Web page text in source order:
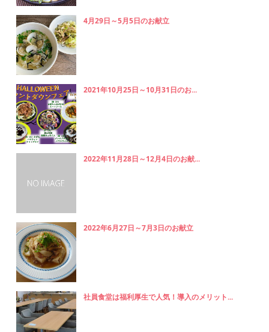
4月29日～5月5日のお献立
2021年10月25日～10月31日のお...
2022年11月28日～12月4日のお献...
2022年6月27日～7月3日のお献立
社員食堂は福利厚生で人気！導入のメリット...